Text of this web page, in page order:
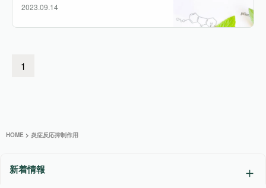
2023.09.14
1
HOME > 炎症反応抑制作用
新着情報